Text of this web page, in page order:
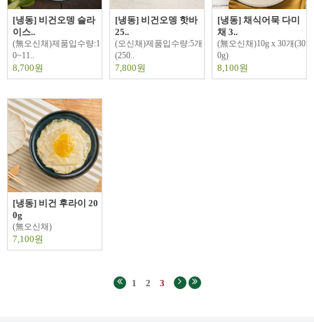
[냉동] 비건오뎅 슬라
이스..
(無오신채)제품입수량:1
0~11..
8,700원
[냉동] 비건오뎅 핫바
25..
(오신채)제품입수량:5개
(250..
7,800원
[냉동] 채식어묵 다미
채 3..
(無오신채)10g x 30개(30
0g)
8,100원
[냉동] 비건 후라이 20
0g
(無오신채)
7,100원
1 2 3